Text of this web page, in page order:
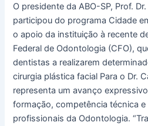
O presidente da ABO-SP, Prof.
participou do programa Cidade
o apoio da instituição à recente
Federal de Odontologia (CFO),
dentistas a realizarem
cirurgia plástica facial Para o Dr.
representa um avanço
formação, competência técnica
profissionais da Odontologia.
facial